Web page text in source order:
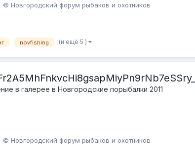
© Новгородский форум рыбаков и охотников
novfishing (и ещё 5 )
в галерее в Новгородские порыбалки 2011
© Новгородский форум рыбаков и охотников